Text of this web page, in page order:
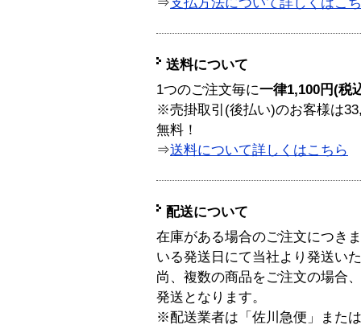
⇒支払方法について詳しくはこ
送料について
1つのご注文毎に一律1,100円(税
※売掛取引(後払い)のお客様は
無料！
⇒送料について詳しくはこちら
配送について
在庫がある場合のご注文につき
いる発送日にて当社より発送い
尚、複数の商品をご注文の場合
発送となります。
※配送業者は「佐川急便」また